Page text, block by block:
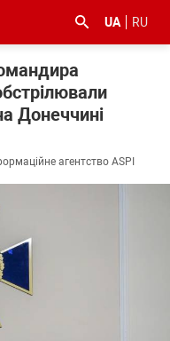
UA RU
Донеччині
агентство ASPI